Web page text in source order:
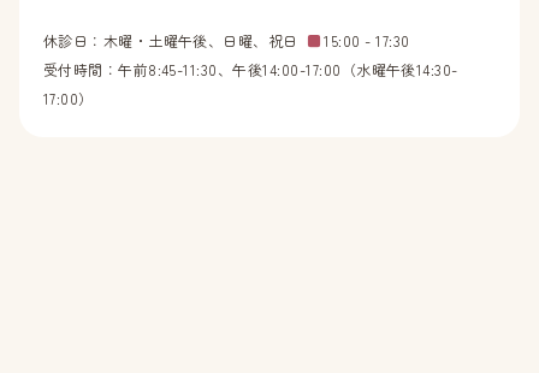
休診日：木曜・土曜午後、日曜、祝日 ■15:00 - 17:30
受付時間：午前8:45-11:30、午後14:00-17:00（水曜午後14:30-
17:00）